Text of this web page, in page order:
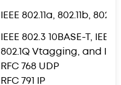
IEEE 802.11a, 802.11b,
IEEE 802.3 10BASE-T,
802.1Q Vtagging, and
RFC 768 UDP
RFC 791 IP